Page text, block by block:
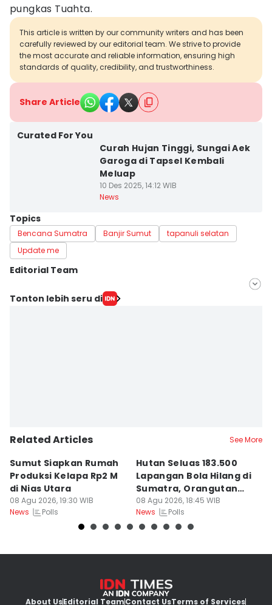
pungkas Tuahta.
This article is written by our community writers and has been
carefully reviewed by our editorial team. We strive to provide
the most accurate and reliable information, ensuring high
standards of quality, credibility, and trustworthiness.
Share Article
Curated For You
Curah Hujan Tinggi, Sungai Aek
Garoga di Tapsel Kembali
Meluap
10 Des 2025, 14:12 WIB
News
Topics
Bencana Sumatra Banjir Sumut
tapanuli selatan
Update me
Editorial Team
Editor
Tonton lebih seru di
Related Articles See More
Sumut Siapkan Rumah
Produksi Kelapa Rp2 M
di Nias Utara
08 Agu 2026, 19:30 WIB
News
Polls
Hutan Seluas 183.500
Lapangan Bola Hilang di
Sumatra, Orangutan
Tertekan
08 Agu 2026, 18:45 WIB
News
Polls
About UsEditorial TeamContact UsTerms of Services